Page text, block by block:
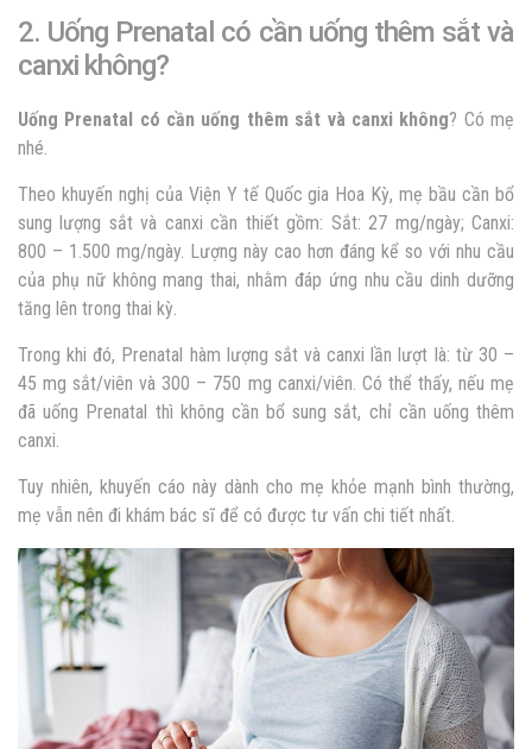
2. Uống Prenatal có cần uống thêm sắt và
canxi không?
Uống Prenatal có cần uống thêm sắt và canxi không? Có mẹ
nhé.
Theo khuyến nghị của Viện Y tế Quốc gia Hoa Kỳ, mẹ bầu cần bổ
sung lượng sắt và canxi cần thiết gồm: Sắt: 27 mg/ngày; Canxi:
800 – 1.500 mg/ngày. Lượng này cao hơn đáng kể so với nhu cầu
của phụ nữ không mang thai, nhằm đáp ứng nhu cầu dinh dưỡng
tăng lên trong thai kỳ.
Trong khi đó, Prenatal hàm lượng sắt và canxi lần lượt là: từ 30 –
45 mg sắt/viên và 300 – 750 mg canxi/viên. Có thể thấy, nếu mẹ
đã uống Prenatal thì không cần bổ sung sắt, chỉ cần uống thêm
canxi.
Tuy nhiên, khuyến cáo này dành cho mẹ khỏe mạnh bình thường,
mẹ vẫn nên đi khám bác sĩ để có được tư vấn chi tiết nhất.